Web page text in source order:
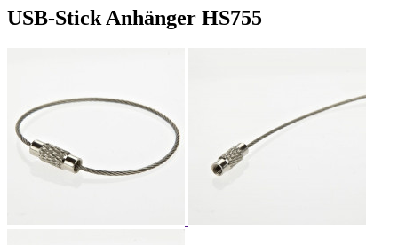
USB-Stick Anhänger HS755